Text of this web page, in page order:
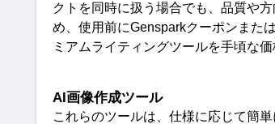
クトを同時に扱う場合でも、品質や
め、使用前にGensparkクーポンまたは
ミアムライティングツールを手頃な価
AI画像作成ツール
これらのツールは、仕様に応じて簡